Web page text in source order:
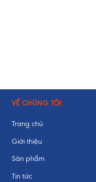
VỀ CHÚNG TÔI
Trang chủ
Giới thiệu
Sản phẩm
Tin tức